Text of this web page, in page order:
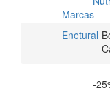
Marcas
Enetural
-